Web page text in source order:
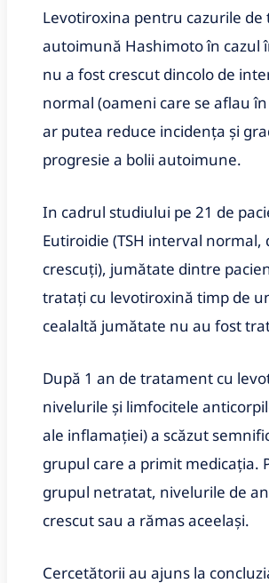
Levotiroxina pentru cazurile de
autoimună Hashimoto în cazul
nu a fost crescut dincolo de
normal (oameni care se aflau în
ar putea reduce incidența și
progresie a bolii autoimune.
In cadrul studiului pe 21 de
Eutiroidie (TSH interval normal,
crescuți), jumătate dintre
tratați cu levotiroxină timp de
cealaltă jumătate nu au fost
După 1 an de tratament cu
nivelurile și limfocitele
ale inflamației) a scăzut
grupul care a primit medicația.
grupul netratat, nivelurile de
crescut sau a rămas aceelași.
Cercetătorii au ajuns la